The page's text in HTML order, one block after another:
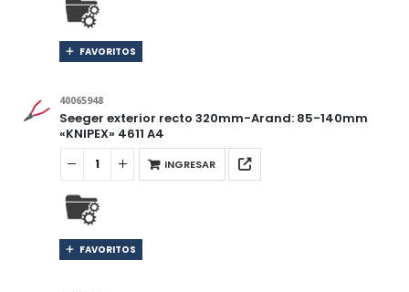
FAVORITOS
40065948
Seeger exterior recto 320mm-Arand: 85-140mm
«KNIPEX» 4611 A4
INGRESAR
FAVORITOS